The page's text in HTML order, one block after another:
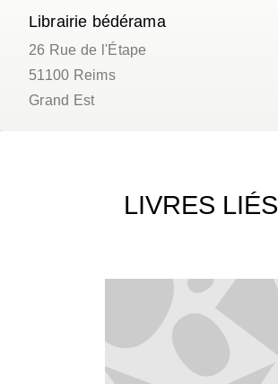
Librairie bédérama
26 Rue de l'Étape
51100 Reims
Grand Est
LIVRES LIÉS